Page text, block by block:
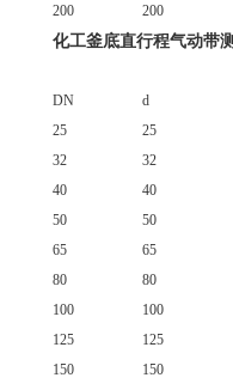
200
200
化工釜底直行程气动带
DN
d
25
25
32
32
40
40
50
50
65
65
80
80
100
100
125
125
150
150